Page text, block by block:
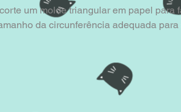
um molde triangular em papel para
da circunferência adequada